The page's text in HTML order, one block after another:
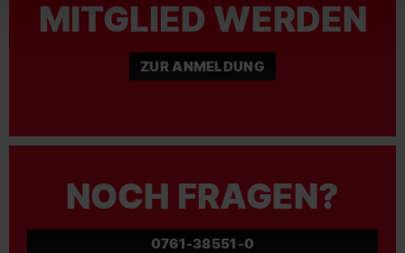
MITGLIED WERDEN
ZUR ANMELDUNG
NOCH FRAGEN?
0761-38551-0